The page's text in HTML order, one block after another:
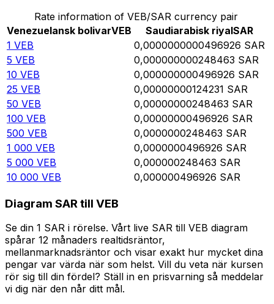
Rate information of VEB/SAR currency pair
Venezuelansk bolivarVEB Saudiarabisk riyalSAR
1 VEB 0,0000000000496926 SAR
5 VEB 0,000000000248463 SAR
10 VEB 0,000000000496926 SAR
25 VEB 0,00000000124231 SAR
50 VEB 0,00000000248463 SAR
100 VEB 0,00000000496926 SAR
500 VEB 0,0000000248463 SAR
1 000 VEB 0,0000000496926 SAR
5 000 VEB 0,000000248463 SAR
10 000 VEB 0,000000496926 SAR
Diagram SAR till VEB
Se din 1 SAR i rörelse. Vårt live SAR till VEB diagram
spårar 12 månaders realtidsräntor,
mellanmarknadsräntor och visar exakt hur mycket dina
pengar var värda när som helst. Vill du veta när kursen
rör sig till din fördel? Ställ in en prisvarning så meddelar
vi dig när den når ditt mål.